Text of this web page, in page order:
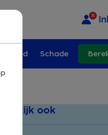
Schade
Bekijk ook